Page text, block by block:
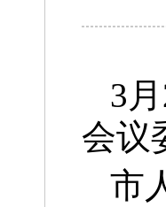
3
会议
市